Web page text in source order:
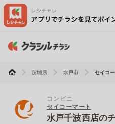
茨城県 水戸市 セイコ
コンビニ
セイコーマート
水戸千波西店の